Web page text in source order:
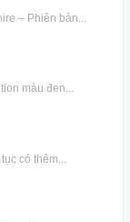
– Phiên bản...
màu đen...
có thêm...